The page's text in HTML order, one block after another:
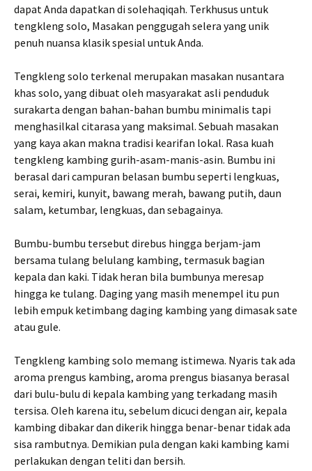
dapat Anda dapatkan di solehaqiqah. Terkhusus untuk
tengkleng solo, Masakan penggugah selera yang unik
penuh nuansa klasik spesial untuk Anda.
Tengkleng solo terkenal merupakan masakan nusantara
khas solo, yang dibuat oleh masyarakat asli penduduk
surakarta dengan bahan-bahan bumbu minimalis tapi
menghasilkal citarasa yang maksimal. Sebuah masakan
yang kaya akan makna tradisi kearifan lokal. Rasa kuah
tengkleng kambing gurih-asam-manis-asin. Bumbu ini
berasal dari campuran belasan bumbu seperti lengkuas,
serai, kemiri, kunyit, bawang merah, bawang putih, daun
salam, ketumbar, lengkuas, dan sebagainya.
Bumbu-bumbu tersebut direbus hingga berjam-jam
bersama tulang belulang kambing, termasuk bagian
kepala dan kaki. Tidak heran bila bumbunya meresap
hingga ke tulang. Daging yang masih menempel itu pun
lebih empuk ketimbang daging kambing yang dimasak sate
atau gule.
Tengkleng kambing solo memang istimewa. Nyaris tak ada
aroma prengus kambing, aroma prengus biasanya berasal
dari bulu-bulu di kepala kambing yang terkadang masih
tersisa. Oleh karena itu, sebelum dicuci dengan air, kepala
kambing dibakar dan dikerik hingga benar-benar tidak ada
sisa rambutnya. Demikian pula dengan kaki kambing kami
perlakukan dengan teliti dan bersih.